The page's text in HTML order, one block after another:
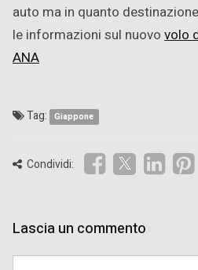
auto ma in quanto
le informazioni sul nuovo volo
ANA
Tag: Giappone
Condividi:
Lascia un commento